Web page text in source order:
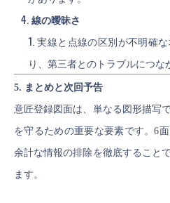
線の曖昧さ
実線と点線の区別が不明確
り、第三者とのトラブルにつな
5. まとめと次回予告
意匠登録図面は、単なる図形描写
を守るための重要な要素です。6
余計な情報の排除を徹底すること
ます。